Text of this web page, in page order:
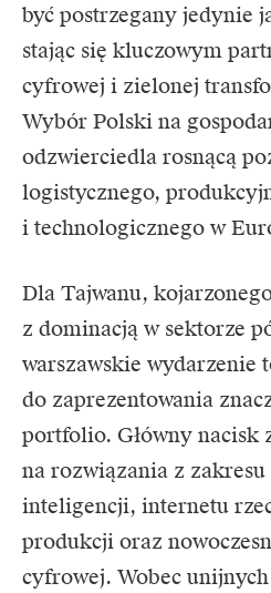
być postrzegany jedynie
stając się kluczowym
cyfrowej i zielonej
Wybór Polski na
odzwierciedla rosnącą
logistycznego,
i technologicznego w
Dla Tajwanu,
z dominacją w sektorze
warszawskie wydarzenie
do zaprezentowania
portfolio. Główny nacisk
na rozwiązania z zakresu
inteligencji, internetu
produkcji oraz
cyfrowej. Wobec